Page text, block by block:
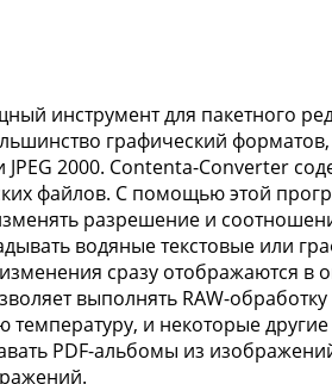
инструмент для пакетного
графический форматов,
JPEG 2000. Contenta-Converter
файлов. С помощью этой
разрешение и
водяные текстовые или
сразу отображаются в
выполнять RAW-
температуру, и некоторые
PDF-альбомы из